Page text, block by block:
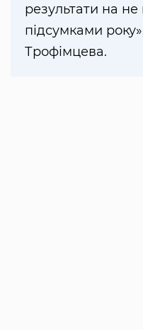
результати на не
підсумками
Трофімцева.